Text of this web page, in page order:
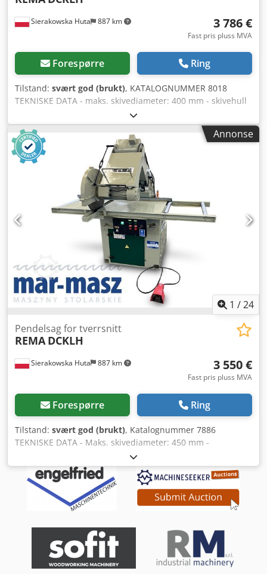
Sierakowska Huta 887 km 3 786 €
Fast pris pluss MVA
Forespørre Ring
Tilstand: svært god (brukt), KATALOGNUMMER 8018
TEKNISKE DATA - maks. skivediameter: 400 mm - skivehull
diameter: 30 mm - beskyttelse for sagblad - justerbar arm
opp/ned - maks. skjærehøyde: 100 mm - maks.
skjærebredde: 540 mm - hydraulisk fremføring av sagblad
- 2 innmatingsruller i bordet - utmatingsrulle i bordet -
motor: 3,7 kW - hydraulikkpumpe-motor ca. 0,55 kW -
sugeuttak diameter: 100 mm - rullebredde: 530 mm -
innmatingsrullebord mål: 2000x640x910 mm -
utmatingsrullebord med målestokk: 2000x640x965 mm -
maskinens mål (L/B/H): 1900x1540x1820 mm - vekt ca. 750
kg FORDELER Dkjdpfx Adszf Iyyorjr – produsert av det
polske merket REMA – DTR-dokumentasjon – rullebord –
svært god stand – brukt sag Nettopris: 15 900 PLN
Nettopris: 3 786 EUR i henhold til kurs 4,20 EUR (Prisene
kan endres ved valutakursendringer)
Annonse
1 /24
Sierakowska Huta 887 km
Pendelsag for tverrsnitt
REMA DCKLH
3 550 €
Fast pris pluss MVA
Forespørre Ring
Tilstand: svært god (brukt), Katalognummer 7886
TEKNISKE DATA - Maks. skivediameter: 450 mm -
Hullhullskivediameter: 30 mm - Skjerm for sagblad -
Justerbar arm opp/ned - Maks. skjærehøyde: 120 mm -
Maks. skjærebredde: 540 mm - Hydraulisk bladføring - 2
matevalser integrert i bordet - Utkastvals integrert i bordet
- Motor: 3,7 kW - Hydraulikkpumpe motor: ca. 0,55 kW -
Valsebredde: 530 mm - Maskinens dimensjoner (LxBxH):
1910x1370x1820 mm - Vekt: 657 kg FORDELER – Polsk
produksjon – DTR dokumentasjon – Meget god stand –
Brukt sag Netto pris: 14 900 PLN Netto pris: 3 550 EUR